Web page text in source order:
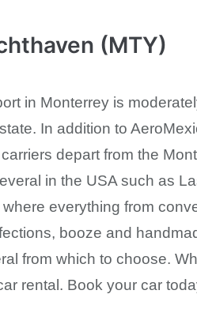
(MTY)
in Monterrey is
In addition to
depart from the
in the USA such as
everything from
booze and
from which to choose.
rental. Book your car